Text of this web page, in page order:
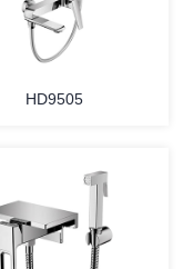
HD9505